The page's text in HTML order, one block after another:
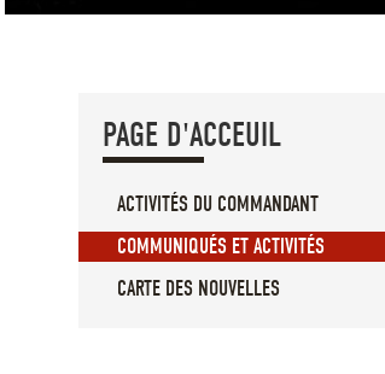
PAGE D'ACCEUIL
ACTIVITÉS DU COMMANDANT
COMMUNIQUÉS ET ACTIVITÉS
CARTE DES NOUVELLES